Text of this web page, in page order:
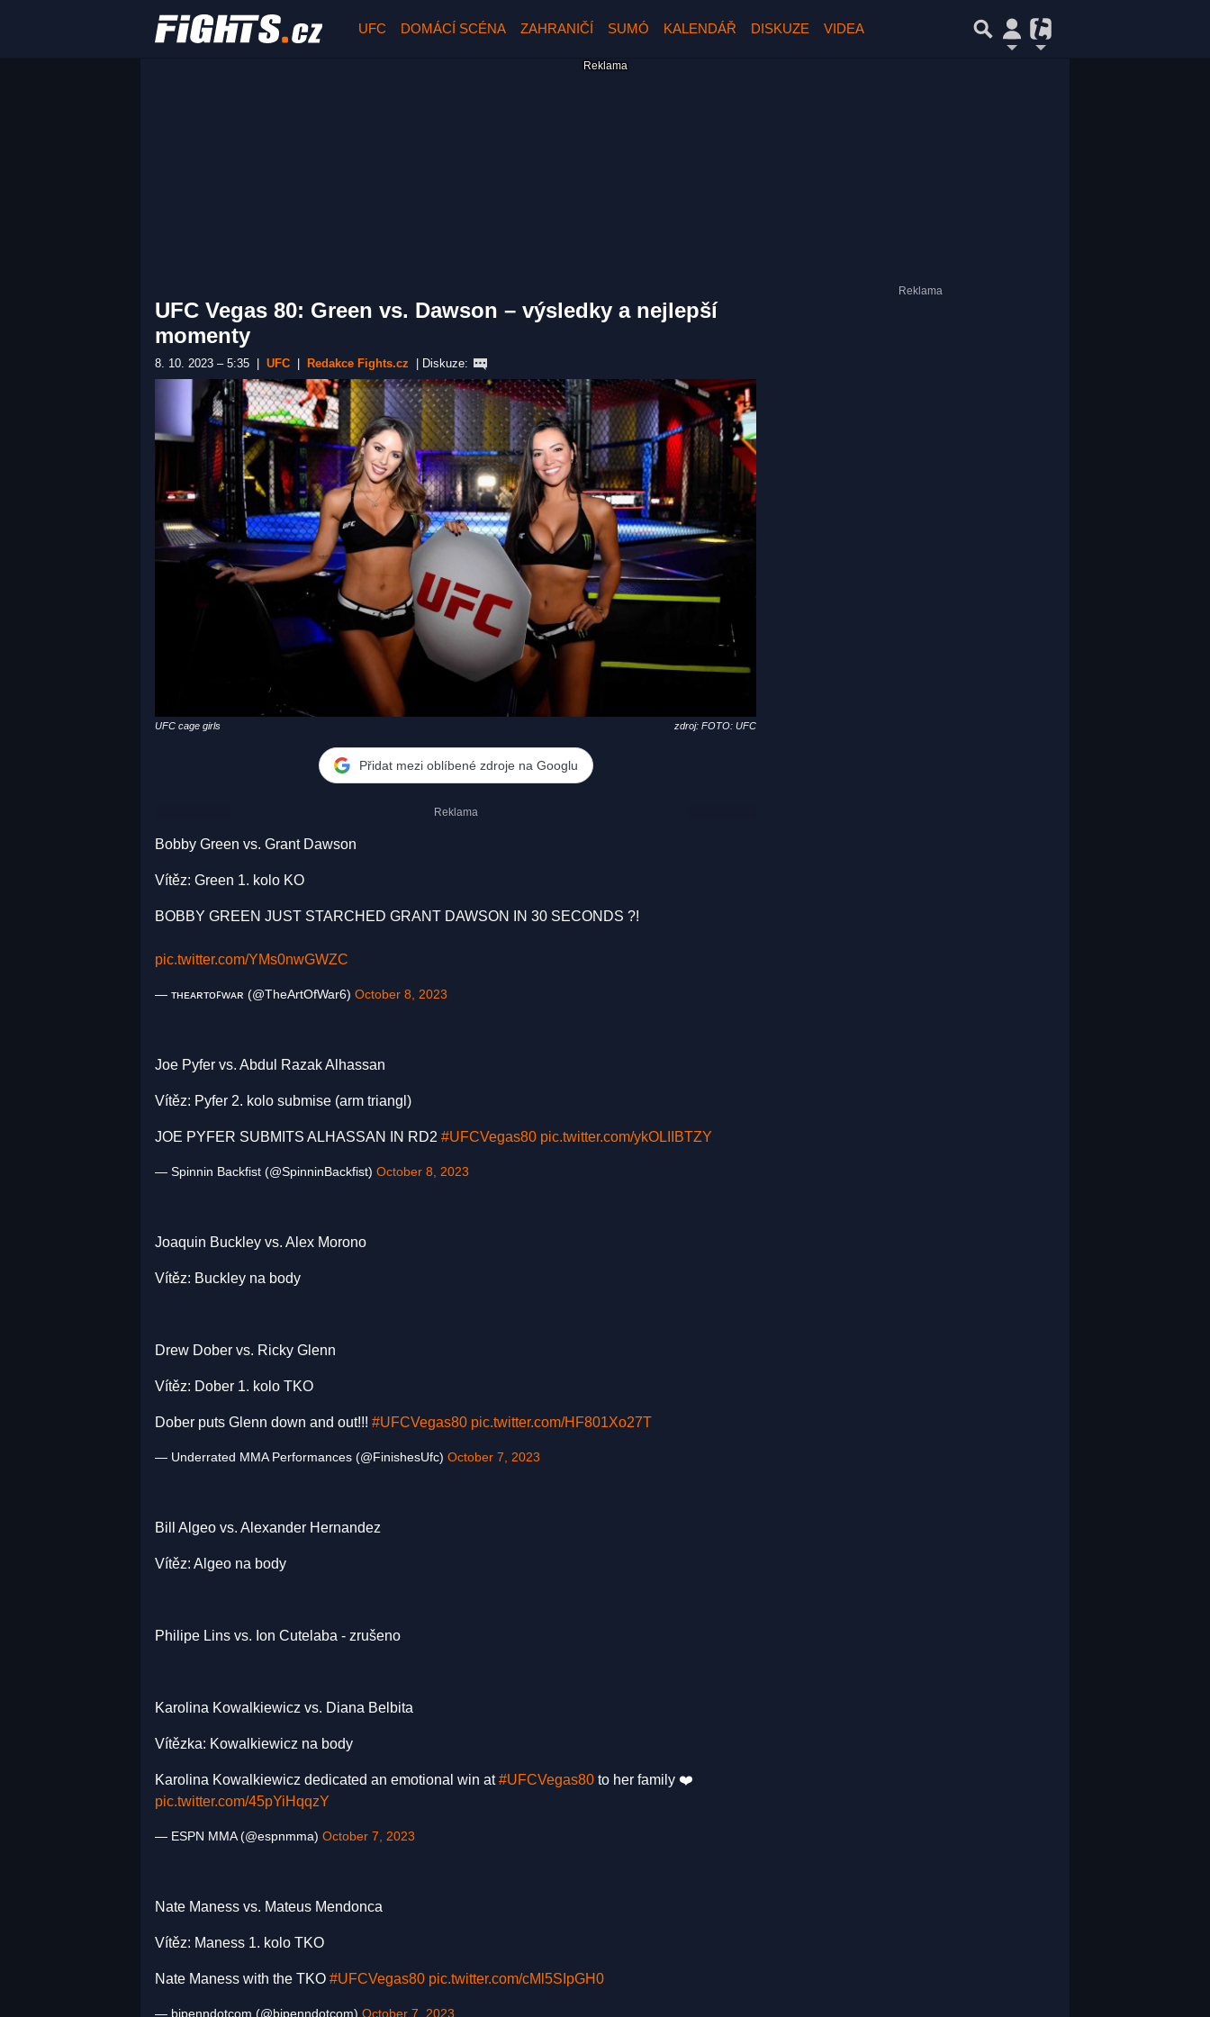
UFC DOMÁCÍ SCÉNA ZAHRANIČÍ SUMÓ KALENDÁŘ DISKUZE VIDEA
UFC Vegas 80: Green vs. Dawson – výsledky a nejlepší
momenty
8. 10. 2023 – 5:35 UFC Redakce Fights.cz Diskuze:
UFC cage girls zdroj: FOTO: UFC
Přidat mezi oblíbené zdroje na Googlu
Bobby Green vs. Grant Dawson
Vítěz: Green 1. kolo KO
BOBBY GREEN JUST STARCHED GRANT DAWSON IN 30 SECONDS ?!
pic.twitter.com/YMs0nwGWZC
— ᴛʜᴇᴀʀᴛᴏꜰᴡᴀʀ (@TheArtOfWar6) October 8, 2023
Joe Pyfer vs. Abdul Razak Alhassan
Vítěz: Pyfer 2. kolo submise (arm triangl)
JOE PYFER SUBMITS ALHASSAN IN RD2 #UFCVegas80 pic.twitter.com/ykOLIIBTZY
— Spinnin Backfist (@SpinninBackfist) October 8, 2023
Joaquin Buckley vs. Alex Morono
Vítěz: Buckley na body
Drew Dober vs. Ricky Glenn
Vítěz: Dober 1. kolo TKO
Dober puts Glenn down and out!!! #UFCVegas80 pic.twitter.com/HF801Xo27T
— Underrated MMA Performances (@FinishesUfc) October 7, 2023
Bill Algeo vs. Alexander Hernandez
Vítěz: Algeo na body
Philipe Lins vs. Ion Cutelaba - zrušeno
Karolina Kowalkiewicz vs. Diana Belbita
Vítězka: Kowalkiewicz na body
Karolina Kowalkiewicz dedicated an emotional win at#UFCVegas80 to her family ❤️
pic.twitter.com/45pYiHqqzY
— ESPN MMA (@espnmma) October 7, 2023
Nate Maness vs. Mateus Mendonca
Vítěz: Maness 1. kolo TKO
Nate Maness with the TKO #UFCVegas80 pic.twitter.com/cMl5SIpGH0
— bjpenndotcom (@bjpenndotcom) October 7, 2023